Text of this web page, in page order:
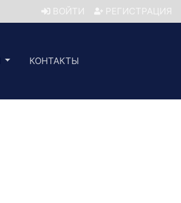
ВОЙТИ РЕГИСТРАЦИЯ
КОНТАКТЫ